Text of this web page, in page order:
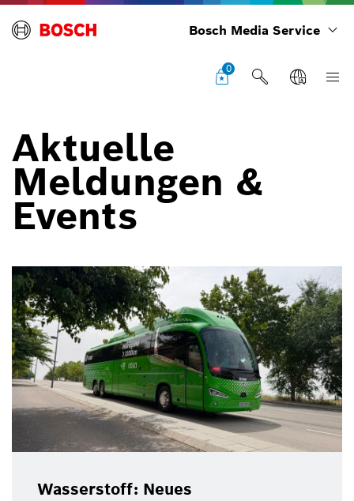
Bosch Media Service
0
Aktuelle
Meldungen &
Events
Wasserstoff: Neues